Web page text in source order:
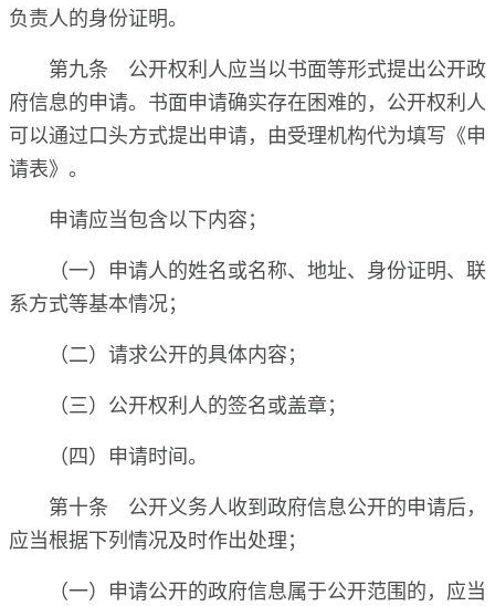
负责人的身份证明。
第九条 公开权利人应当以书面等形式提出公开政
府信息的申请。书面申请确实存在困难的，公开权利人
可以通过口头方式提出申请，由受理机构代为填写《申
请表》。
申请应当包含以下内容；
（一）申请人的姓名或名称、地址、身份证明、联
系方式等基本情况；
（二）请求公开的具体内容；
（三）公开权利人的签名或盖章；
（四）申请时间。
第十条 公开义务人收到政府信息公开的申请后，
应当根据下列情况及时作出处理；
（一）申请公开的政府信息属于公开范围的，应当